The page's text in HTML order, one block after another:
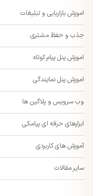
اموزش بازاریابی و تبلیغات
جذب و حفظ مشتری
اموزش پنل پیام کوتاه
اموزش پنل نمایندگی
وب سرویس و پلاگین ها
ابزارهای حرفه ای پیامکی
آموزش های کاربردی
سایر مقالات